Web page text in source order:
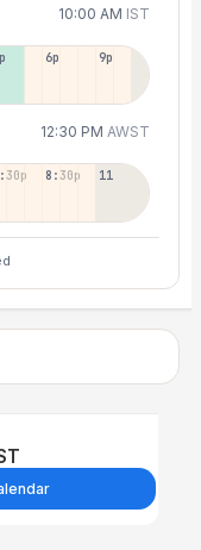
10:00 AM IST
6p 9p
12:30 PM AWST
8:30p 11:30p